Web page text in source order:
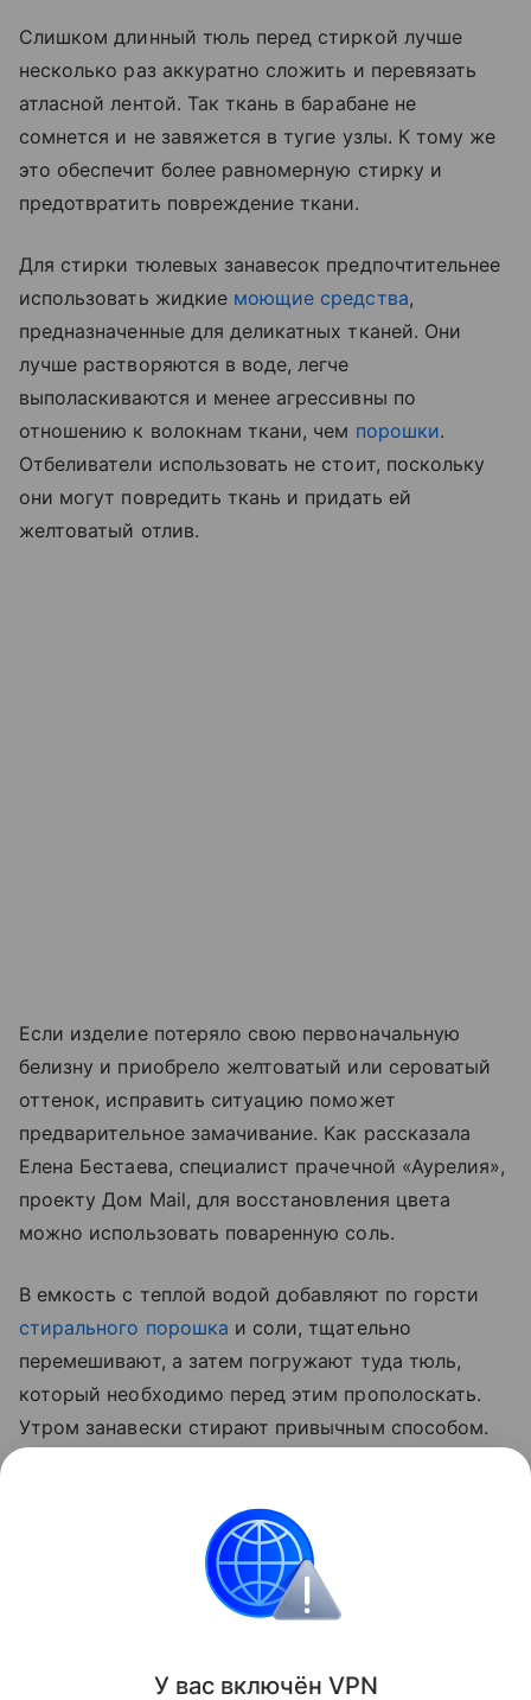
Слишком длинный тюль перед стиркой лучше
несколько раз аккуратно сложить и перевязать
атласной лентой. Так ткань в барабане не
сомнется и не завяжется в тугие узлы. К тому же
это обеспечит более равномерную стирку и
предотвратить повреждение ткани.
Для стирки тюлевых занавесок предпочтительнее
использовать жидкие моющие средства,
предназначенные для деликатных тканей. Они
лучше растворяются в воде, легче
выполаскиваются и менее агрессивны по
отношению к волокнам ткани, чем порошки.
Отбеливатели использовать не стоит, поскольку
они могут повредить ткань и придать ей
желтоватый отлив.
Если изделие потеряло свою первоначальную
белизну и приобрело желтоватый или сероватый
оттенок, исправить ситуацию поможет
предварительное замачивание. Как рассказала
Елена Бестаева, специалист прачечной «Аурелия»,
проекту Дом Mail, для восстановления цвета
можно использовать поваренную соль.
В емкость с теплой водой добавляют по горсти
стирального порошка и соли, тщательно
перемешивают, а затем погружают туда тюль,
который необходимо перед этим прополоскать.
Утром занавески стирают привычным способом.
После чего можно повесить слегка отжатые
У вас включён VPN